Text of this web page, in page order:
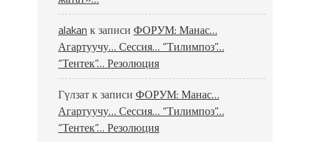
alakan к записи ФОРУМ: Манас…
Агартуучу… Сессия… “Тилимпоз”…
“Тентек”… Резолюция
Гүлзатк записи ФОРУМ: Манас…
Агартуучу… Сессия… “Тилимпоз”…
“Тентек”… Резолюция